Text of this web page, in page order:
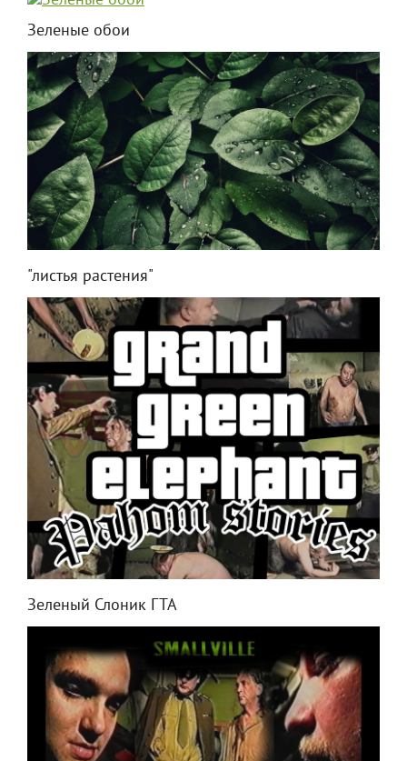
Зеленые обои
"листья растения"
Зеленый Слоник ГТА